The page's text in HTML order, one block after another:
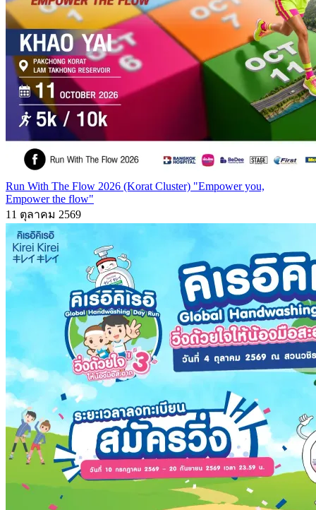
Run With The Flow 2026 (Korat Cluster) "Empower you,
Empower the flow"
11 ตุลาคม 2569